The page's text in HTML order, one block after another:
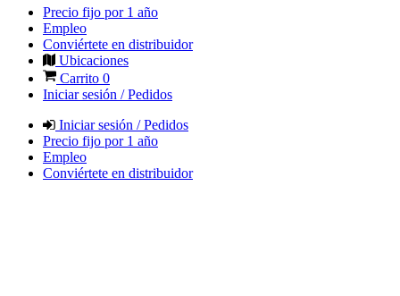
Precio fijo por 1 año
Empleo
Conviértete en distribuidor
Ubicaciones
Carrito 0
Iniciar sesión / Pedidos
Iniciar sesión / Pedidos
Precio fijo por 1 año
Empleo
Conviértete en distribuidor